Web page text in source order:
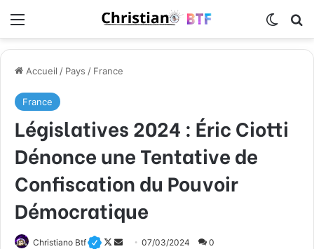
Accueil / Pays / France
France
Législatives 2024 : Éric Ciotti
Dénonce une Tentative de
Confiscation du Pouvoir
Démocratique
Christiano Btf
F
07/03/2024 0